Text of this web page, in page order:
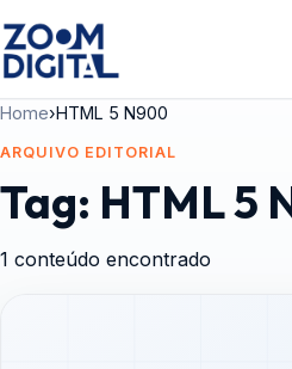
Home›HTML 5 N900
ARQUIVO EDITORIAL
Tag: HTML 5
1 conteúdo encontrado